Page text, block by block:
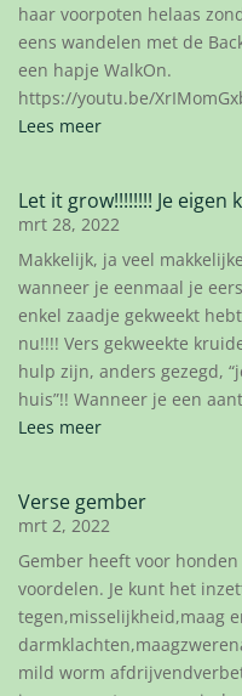
haar voorpoten helaas
eens wandelen met de
een hapje WalkOn.
https://youtu.be/
Lees meer
Let it grow!!!!!!!! Je eigen
mrt 28, 2022
Makkelijk, ja veel
wanneer je eenmaal je
enkel zaadje gekweekt
nu!!!! Vers gekweekte
hulp zijn, anders gezegd,
huis”!! Wanneer je een
Lees meer
Verse gember
mrt 2, 2022
Gember heeft voor
voordelen. Je kunt het
tegen,misselijkheid,maag
mild worm